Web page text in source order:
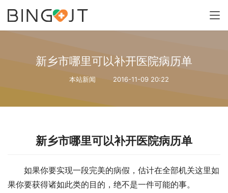
新乡市哪里可以补开医院病历单
本站新闻 2016-11-09 20:22
新乡市哪里可以补开医院病历单
如果你要实现一段完美的病假，估计在全部机关这里如
果你要获得诸如此类的目的，绝不是一件可能的事。